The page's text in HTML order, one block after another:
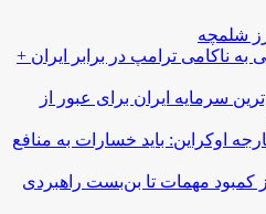
شلمچه
به ناکامی ترامپ در برابر ایران +
سرمایه ایران برای عبور از
اوکراین: باید خسارات به منافع
کمبود مهمات تا بن‌بست راهبردی